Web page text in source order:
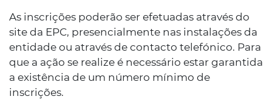
As inscrições poderão ser efetuadas através do
site da EPC, presencialmente nas instalações da
entidade ou através de contacto telefónico. Para
que a ação se realize é necessário estar garantida
a existência de um número mínimo de
inscrições.